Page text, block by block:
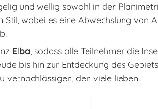
und wellig sowohl in der
Stil, wobei es eine Abwechslung von
Elba, sodass alle Teilnehmer die
bis hin zur Entdeckung des
vernachlässigen, den viele lieben.